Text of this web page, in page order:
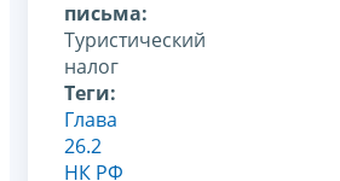
письма:
Туристический
налог
Теги:
Глава
26.2
НК РФ